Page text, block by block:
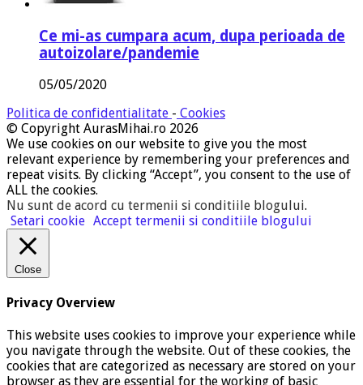
Ce mi-as cumpara acum, dupa perioada de
autoizolare/pandemie
05/05/2020
Politica de confidentialitate - Cookies
© Copyright AurasMihai.ro 2026
We use cookies on our website to give you the most
relevant experience by remembering your preferences and
repeat visits. By clicking “Accept”, you consent to the use of
ALL the cookies.
Nu sunt de acord cu termenii si conditiile blogului.
Setari cookie Accept termenii si conditiile blogului
Close
Privacy Overview
This website uses cookies to improve your experience while
you navigate through the website. Out of these cookies, the
cookies that are categorized as necessary are stored on your
browser as they are essential for the working of basic